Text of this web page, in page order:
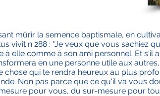
mûrir la semence baptismale, en
vivit n 288 : "Je veux que vous sachiez
elle comme à son ami personnel. Et s'il
en une personne utile aux
chose qui te rendra heureux au plus
Non pas parce que ce qu'il va vous
pour vous, du sur-mesure pour